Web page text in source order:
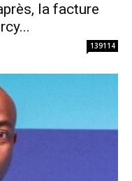
la facture
139114